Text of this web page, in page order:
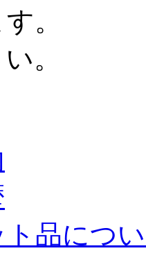
。
。
ト品につ